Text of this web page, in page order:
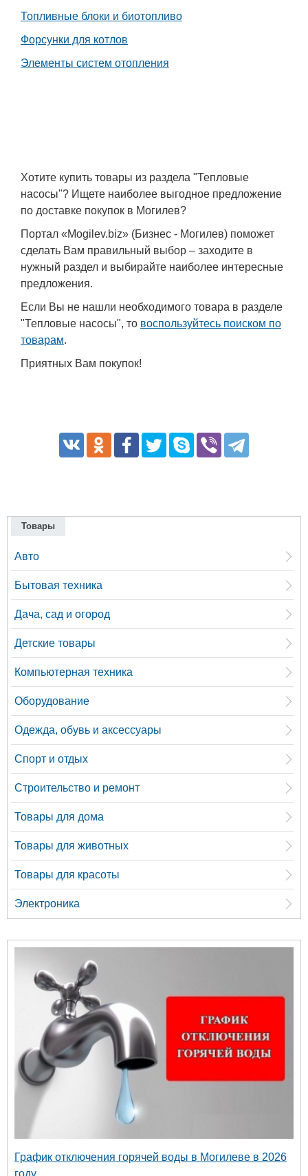
Топливные блоки и биотопливо
Форсунки для котлов
Элементы систем отопления
Хотите купить товары из раздела "Тепловые
насосы"? Ищете наиболее выгодное предложение
по доставке покупок в Могилев?
Портал «Mogilev.biz» (Бизнес - Могилев) поможет
сделать Вам правильный выбор – заходите в
нужный раздел и выбирайте наиболее интересные
предложения.
Если Вы не нашли необходимого товара в разделе
"Тепловые насосы", то воспользуйтесь поиском по
товарам.
Приятных Вам покупок!
Товары
Авто
Бытовая техника
Дача, сад и огород
Детские товары
Компьютерная техника
Оборудование
Одежда, обувь и аксессуары
Спорт и отдых
Строительство и ремонт
Товары для дома
Товары для животных
Товары для красоты
Электроника
График отключения горячей воды в Могилеве в 2026